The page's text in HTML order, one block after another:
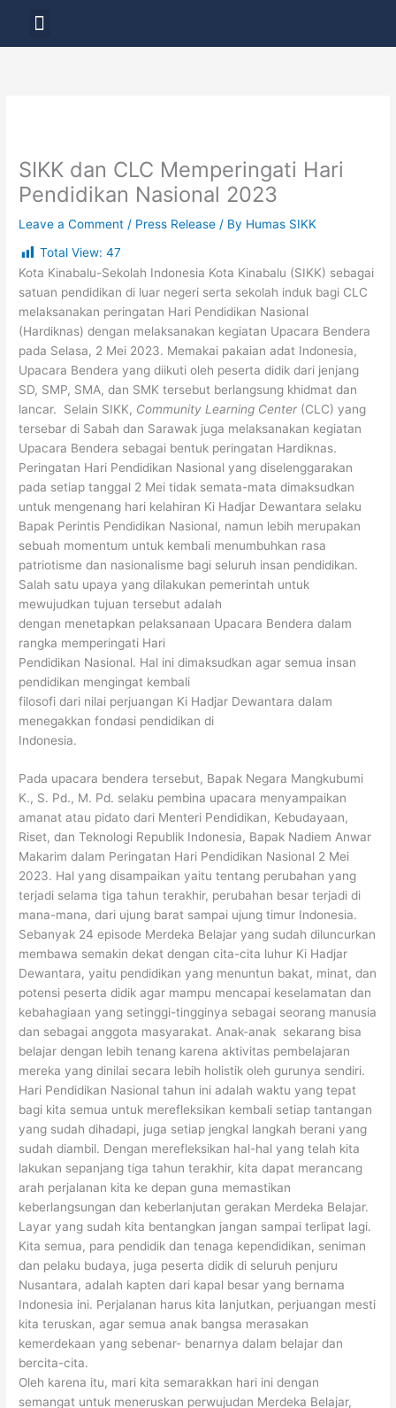
content
Menu
SIKK dan CLC Memperingati Hari
Pendidikan Nasional 2023
Leave a Comment / Press Release / By Humas SIKK
Total View: 47
Kota Kinabalu-Sekolah Indonesia Kota Kinabalu (SIKK) sebagai
satuan pendidikan di luar negeri serta sekolah induk bagi CLC
melaksanakan peringatan Hari Pendidikan Nasional
(Hardiknas) dengan melaksanakan kegiatan Upacara Bendera
pada Selasa, 2 Mei 2023. Memakai pakaian adat Indonesia,
Upacara Bendera yang diikuti oleh peserta didik dari jenjang
SD, SMP, SMA, dan SMK tersebut berlangsung khidmat dan
lancar. Selain SIKK, Community Learning Center(CLC) yang
tersebar di Sabah dan Sarawak juga melaksanakan kegiatan
Upacara Bendera sebagai bentuk peringatan Hardiknas.
Peringatan Hari Pendidikan Nasional yang diselenggarakan
pada setiap tanggal 2 Mei tidak semata-mata dimaksudkan
untuk mengenang hari kelahiran Ki Hadjar Dewantara selaku
Bapak Perintis Pendidikan Nasional, namun lebih merupakan
sebuah momentum untuk kembali menumbuhkan rasa
patriotisme dan nasionalisme bagi seluruh insan pendidikan.
Salah satu upaya yang dilakukan pemerintah untuk
mewujudkan tujuan tersebut adalah
dengan menetapkan pelaksanaan Upacara Bendera dalam
rangka memperingati Hari
Pendidikan Nasional. Hal ini dimaksudkan agar semua insan
pendidikan mengingat kembali
filosofi dari nilai perjuangan Ki Hadjar Dewantara dalam
menegakkan fondasi pendidikan di
Indonesia.
Pada upacara bendera tersebut, Bapak Negara Mangkubumi
K., S. Pd., M. Pd. selaku pembina upacara menyampaikan
amanat atau pidato dari Menteri Pendidikan, Kebudayaan,
Riset, dan Teknologi Republik Indonesia, Bapak Nadiem Anwar
Makarim dalam Peringatan Hari Pendidikan Nasional 2 Mei
2023. Hal yang disampaikan yaitu tentang perubahan yang
terjadi selama tiga tahun terakhir, perubahan besar terjadi di
mana-mana, dari ujung barat sampai ujung timur Indonesia.
Sebanyak 24 episode Merdeka Belajar yang sudah diluncurkan
membawa semakin dekat dengan cita-cita luhur Ki Hadjar
Dewantara, yaitu pendidikan yang menuntun bakat, minat, dan
potensi peserta didik agar mampu mencapai keselamatan dan
kebahagiaan yang setinggi-tingginya sebagai seorang manusia
dan sebagai anggota masyarakat. Anak-anak sekarang bisa
belajar dengan lebih tenang karena aktivitas pembelajaran
mereka yang dinilai secara lebih holistik oleh gurunya sendiri.
Hari Pendidikan Nasional tahun ini adalah waktu yang tepat
bagi kita semua untuk merefleksikan kembali setiap tantangan
yang sudah dihadapi, juga setiap jengkal langkah berani yang
sudah diambil. Dengan merefleksikan hal-hal yang telah kita
lakukan sepanjang tiga tahun terakhir, kita dapat merancang
arah perjalanan kita ke depan guna memastikan
keberlangsungan dan keberlanjutan gerakan Merdeka Belajar.
Layar yang sudah kita bentangkan jangan sampai terlipat lagi.
Kita semua, para pendidik dan tenaga kependidikan, seniman
dan pelaku budaya, juga peserta didik di seluruh penjuru
Nusantara, adalah kapten dari kapal besar yang bernama
Indonesia ini. Perjalanan harus kita lanjutkan, perjuangan mesti
kita teruskan, agar semua anak bangsa merasakan
kemerdekaan yang sebenar- benarnya dalam belajar dan
bercita-cita.
Oleh karena itu, mari kita semarakkan hari ini dengan
semangat untuk meneruskan perwujudan Merdeka Belajar,